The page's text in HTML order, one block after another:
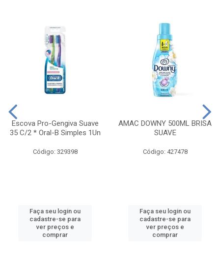
Escova Pro-Gengiva Suave
35 C/2 * Oral-B Simples 1Un
Código: 329398
Faça seu login ou
cadastre-se para
ver preços e
comprar
AMAC DOWNY 500ML BRISA
SUAVE
Código: 427478
Faça seu login ou
cadastre-se para
ver preços e
comprar